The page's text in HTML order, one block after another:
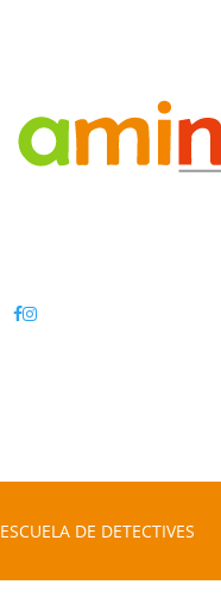
ESCUELA DE DETECTIVES